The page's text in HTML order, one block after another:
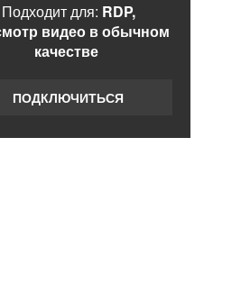
Подходит для: RDP,
видео в обычном
качестве
ПОДКЛЮЧИТЬСЯ